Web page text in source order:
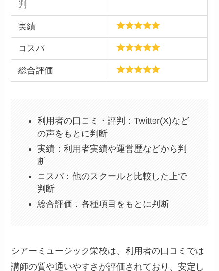
判
実績
コスパ
総合評価
利用者の口コミ・評判：Twitter(X)など
の声をもとに判断
実績：利用者実績や運営歴などから判
断
コスパ：他のスクールと比較した上で
判断
総合評価：各種項目をもとに判断
シアーミュージック栄校は、利用者の口コミでは
講師の質や通いやすさが評価されており、安定し